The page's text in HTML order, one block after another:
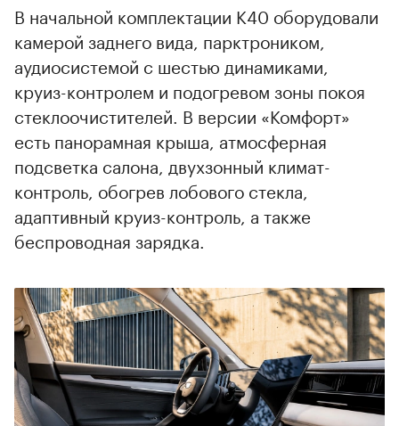
В начальной комплектации K40 оборудовали
камерой заднего вида, парктроником,
аудиосистемой с шестью динамиками,
круиз-контролем и подогревом зоны покоя
стеклоочистителей. В версии «Комфорт»
есть панорамная крыша, атмосферная
подсветка салона, двухзонный климат-
контроль, обогрев лобового стекла,
адаптивный круиз-контроль, а также
беспроводная зарядка.